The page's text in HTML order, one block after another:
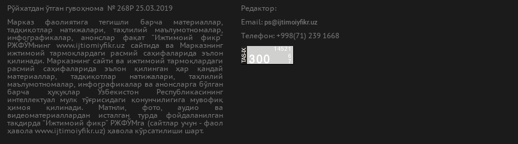
Рўйхатдан ўтган гувоҳнома № 268Р 25.03.2019
Марказ фаолиятига тегишли барча материаллар,
тадқиқотлар натижалари, таҳлилий маълумотномалар,
инфографикалар, анонслар фақат “Ижтимоий фикр”
РЖФЎМнинг www.ijtiomiyfikr.uz сайтида ва Марказнинг
ижтимоий тармоқлардаги расмий саҳифаларида эълон
қилинади. Марказнинг сайти ва ижтимоий тармоқлардаги
расмий саҳифаларида эълон қилинган ҳар қандай
материаллар, тадқиқотлар натижалари, таҳлилий
маълумотномалар, инфографикалар ва анонсларга бўлган
барча ҳуқуқлар Ўзбекистон Республикасининг
интеллектуал мулк тўғрисидаги қонунчилигига мувофиқ
ҳимоя қилинади. Матнли, фото, аудио ва
видеоматериаллардан исталган турда фойдаланилган
тақдирда “Ижтимоий фикр” РЖФЎМга (сайтлар учун - фаол
ҳавола www.ijtimoiyfikr.uz) ҳавола кўрсатилиши шарт.
Редактор:
Email: ps@ijtimoiyfikr.uz
Tелефон: +998(71) 239 1668